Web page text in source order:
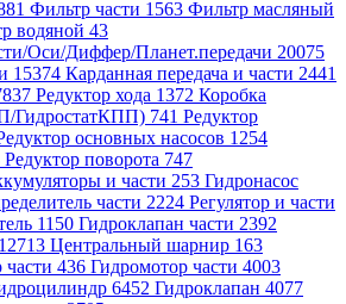
Фильтр части 1563 Фильтр масляный
водяной 43
Оси/Диффер/Планет.передачи 20075
15374 Карданная передача и части 2441
Редуктор хода 1372 Коробка
741 Редуктор
основных насосов 1254
Редуктор поворота 747
и части 253 Гидронасос
части 2224 Регулятор и части
1150 Гидроклапан части 2392
Центральный шарнир 163
436 Гидромотор части 4003
6452 Гидроклапан 4077